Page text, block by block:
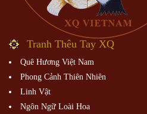
Tranh Thêu Tay XQ
Quê Hương Việt Nam
Phong Cảnh Thiên Nhiên
Linh Vật
Ngôn Ngữ Loài Hoa